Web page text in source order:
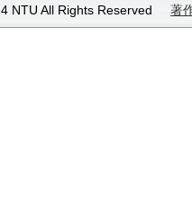
NTU All Rights Reserved 著